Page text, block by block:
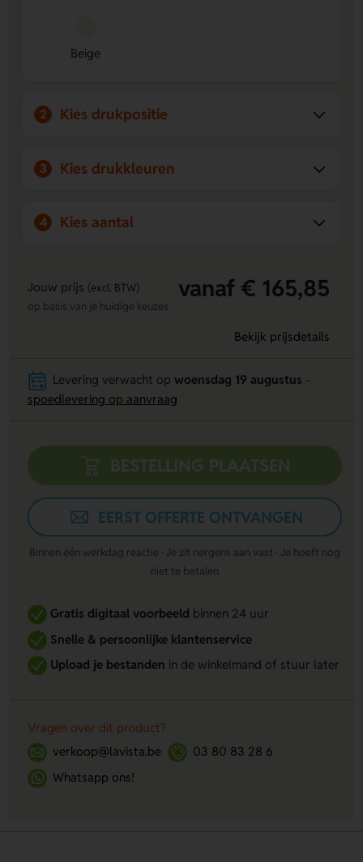
Te bedrukken met eigen ontwerp
Beige
2 Kies drukpositie
3 Kies drukkleuren
4 Kies aantal
Jouw prijs (excl. BTW) vanaf € 165,85
op basis van je huidige keuzes
Bekijk prijsdetails
Levering verwacht op woensdag 19 augustus
spoedlevering op aanvraag
BESTELLING PLAATSEN
EERST OFFERTE ONTVANGEN
Binnen één werkdag reactie · Je zit nergens aan vast · Je hoeft nog
niet te betalen
Gratis digitaal voorbeeldbinnen 24 uur
Snelle & persoonlijke klantenservice
Upload je bestanden in de winkelmand of stuur later
Vragen over dit product?
verkoop@lavista.be
03 80 83 28 6
Whatsapp ons!